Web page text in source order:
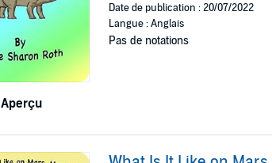
Aperçu
Date de publication : 20/07/2022
Langue : Anglais
Pas de notations